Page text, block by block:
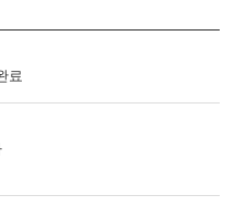
은 퀄리티가 아닙니다.
부분이 많습니다.
요.
배송
료